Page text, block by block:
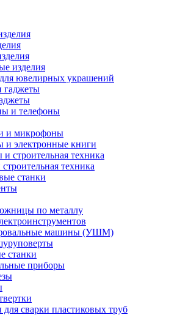
изделия
ювелирных украшений
и телефоны
и микрофоны
и электронные книги
техника
станки
по металлу
машины (УШМ)
станки
приборы
сварки пластиковых труб